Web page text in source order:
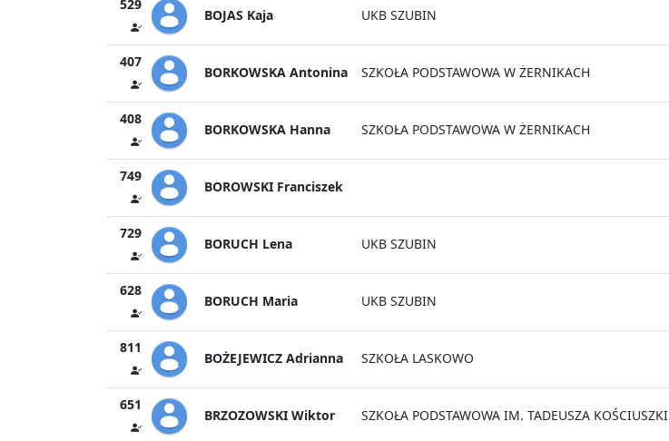
529
BOJAS Kaja UKB SZUBIN
407
BORKOWSKA Antonina SZKOŁA PODSTAWOWA W ŻERNIKACH
408
BORKOWSKA Hanna SZKOŁA PODSTAWOWA W ŻERNIKACH
749
BOROWSKI Franciszek
729
BORUCH Lena UKB SZUBIN
628
BORUCH Maria UKB SZUBIN
811
BOŻEJEWICZ Adrianna SZKOŁA LASKOWO
651
BRZOZOWSKI Wiktor SZKOŁA PODSTAWOWA IM. TADEUSZA KOŚCIUSZKI